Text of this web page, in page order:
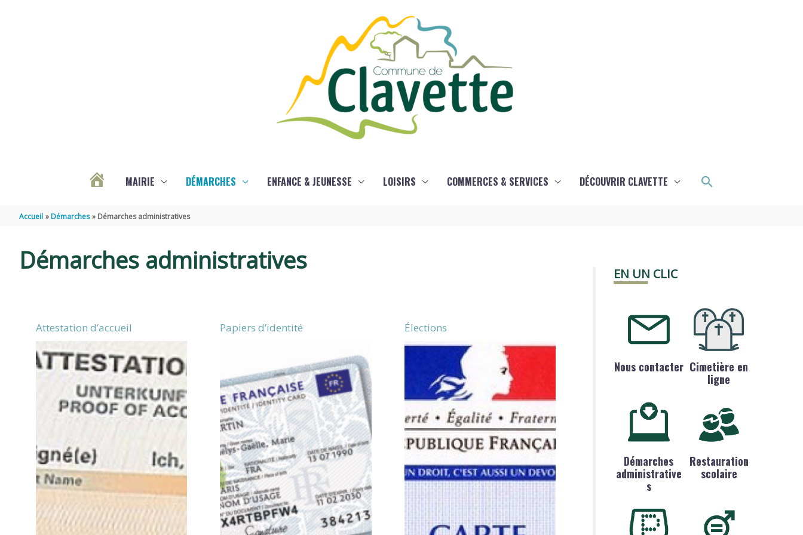
MAIRIE DÉMARCHES ENFANCE & JEUNESSE LOISIRS COMMERCES & SERVICES DÉCOUVRIR CLAVETTE Rechercher
Accueil Démarches Démarches administratives
Démarches administratives
Attestation d’accueil Papiers d’identité Élections
EN UN CLIC
Nous contacter Cimetière en
ligne
Démarches
administrative
s
Restauration
scolaire